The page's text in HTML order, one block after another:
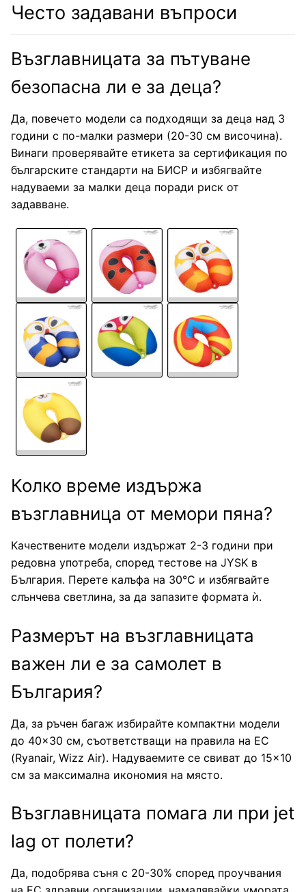
Често задавани въпроси
Възглавницата за пътуване
безопасна ли е за деца?
Да, повечето модели са подходящи за деца над 3
години с по-малки размери (20-30 см височина).
Винаги проверявайте етикета за сертификация по
българските стандарти на БИСР и избягвайте
надуваеми за малки деца поради риск от
задавване.
Колко време издържа
възглавница от мемори пяна?
Качествените модели издържат 2-3 години при
редовна употреба, според тестове на JYSK в
България. Перете калъфа на 30°C и избягвайте
слънчева светлина, за да запазите формата ѝ.
Размерът на възглавницата
важен ли е за самолет в
България?
Да, за ръчен багаж избирайте компактни модели
до 40×30 см, съответстващи на правила на ЕС
(Ryanair, Wizz Air). Надуваемите се свиват до 15×10
см за максимална икономия на място.
Възглавницата помага ли при jet
lag от полети?
Да, подобрява съня с 20-30% според проучвания